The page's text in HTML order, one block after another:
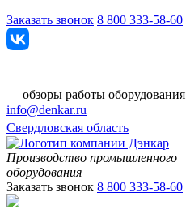
Заказать звонок 8 800 333-58-60
— обзоры работы оборудования
info@denkar.ru
Свердловская область
Производство промышленного
оборудования
Заказать звонок 8 800 333-58-60